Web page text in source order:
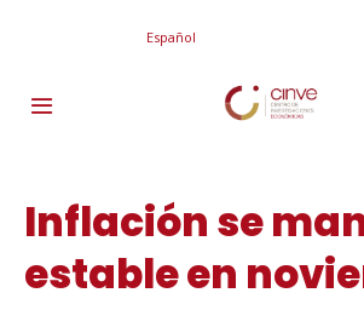
Español
Inflación se
estable en